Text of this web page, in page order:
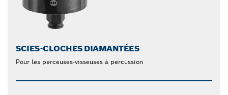
SCIES-CLOCHES DIAMANTÉES
Pour les perceuses-visseuses à percussion